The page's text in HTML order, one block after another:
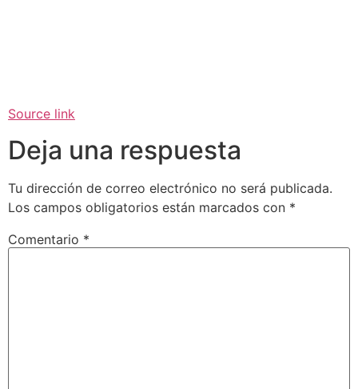
Source link
Deja una respuesta
Tu dirección de correo electrónico no será publicada.
Los campos obligatorios están marcados con *
Comentario *